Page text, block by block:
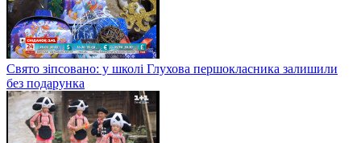
Свято зіпсовано: у школі Глухова першокласника залишили
без подарунка